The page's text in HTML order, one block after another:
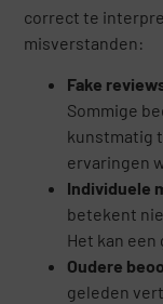
correct te
misverstanden:
Fake
Sommige
kunstmatig
ervaringen
Individuele
betekent
Het kan
Oudere
geleden